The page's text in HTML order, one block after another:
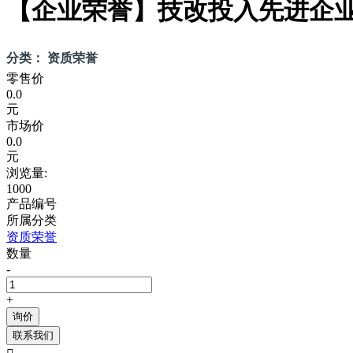
【企业荣誉】技改投入先进企
分类： 资质荣誉
零售价
0.0
元
市场价
0.0
元
浏览量:
1000
产品编号
所属分类
资质荣誉
数量
-
+
询价
联系我们